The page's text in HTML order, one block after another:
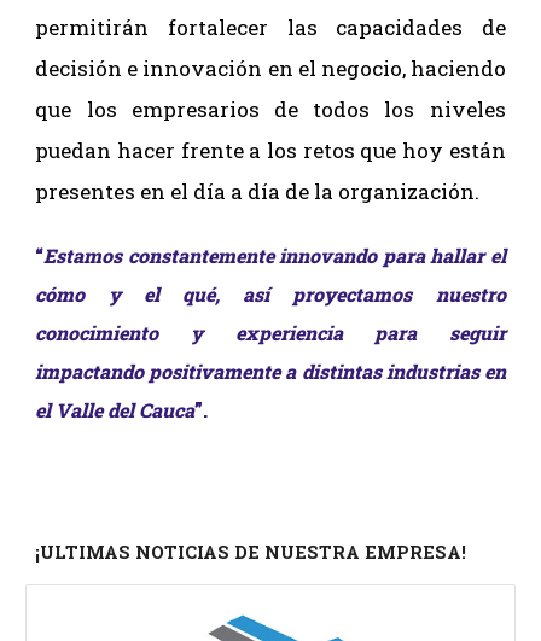
permitirán fortalecer las capacidades de
decisión e innovación en el negocio, haciendo
que los empresarios de todos los niveles
puedan hacer frente a los retos que hoy están
presentes en el día a día de la organización.
“Estamos constantemente innovando para hallar el
cómo y el qué, así proyectamos nuestro
conocimiento y experiencia paraseguir
impactando positivamente a distintas industrias en
el Valle del Cauca”.
¡ULTIMAS NOTICIAS DE NUESTRA EMPRESA!